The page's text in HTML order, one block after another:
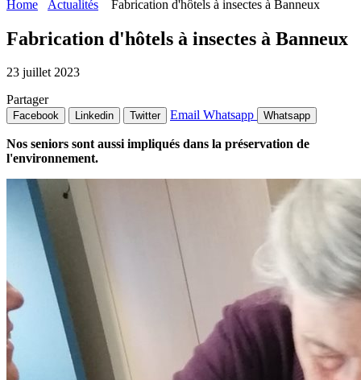
Home
Actualités Fabrication d'hôtels à insectes à Banneux
Fabrication d'hôtels à insectes à Banneux
23 juillet 2023
Partager
Facebook Linkedin Twitter Email Whatsapp Whatsapp
Nos seniors sont aussi impliqués dans la préservation de
l'environnement.